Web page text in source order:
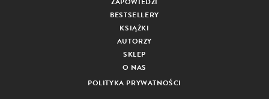
BESTSELLERY
KSIĄŻKI
AUTORZY
SKLEP
O NAS
POLITYKA PRYWATNOŚCI